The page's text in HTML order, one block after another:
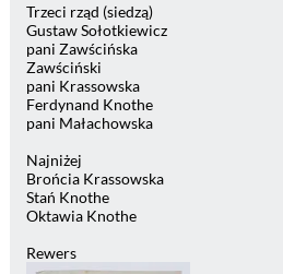
Trzeci rząd (siedzą)
Gustaw Sołotkiewicz
pani Zawścińska
Zawściński
pani Krassowska
Ferdynand Knothe
pani Małachowska
Najniżej
Brońcia Krassowska
Stań Knothe
Oktawia Knothe
Rewers